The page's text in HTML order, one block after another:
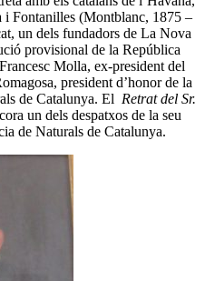
i Fontanilles (Montblanc, 1875 –
un dels fundadors de La Nova
provisional de la República
Molla, ex-president del
president d’honor de la
de Catalunya. El Retrat del Sr.
un dels despatxos de la seu
de Naturals de Catalunya.